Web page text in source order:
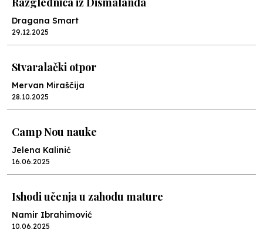
Dragana Smart
29.12.2025
Stvaralački otpor
Mervan Miraščija
28.10.2025
Camp Nou nauke
Jelena Kalinić
16.06.2025
Ishodi učenja u zahodu mature
Namir Ibrahimović
10.06.2025